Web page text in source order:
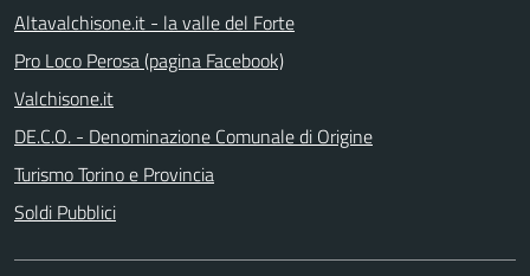
Altavalchisone.it - la valle del Forte
Pro Loco Perosa (pagina Facebook)
Valchisone.it
DE.C.O. - Denominazione Comunale di Origine
Turismo Torino e Provincia
Soldi Pubblici